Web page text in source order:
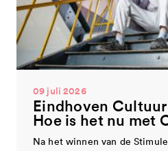
09 juli 2026
Eindhoven
Hoe is het nu met
Na het winnen van de